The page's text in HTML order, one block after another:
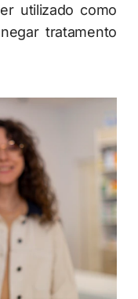
utilizado como
tratamento